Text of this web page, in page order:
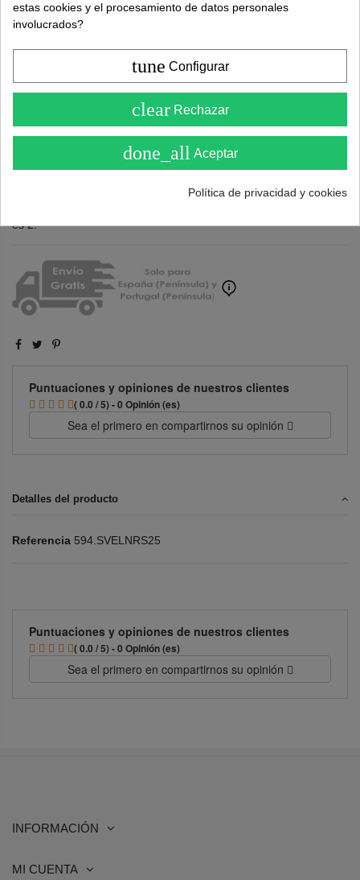
Recuerda utiliza "PROMO"para obtener un5% dto
extra.Más info
59,00 €149,00 €
Añadir al carrito
es 2.
Puntuaciones y opiniones de nuestros clientes
( 0.0 / 5) - 0 Opinión (es)
Sea el primero en compartirnos su opinión
Detalles del producto
Referencia 594.SVELNRS25
Puntuaciones y opiniones de nuestros clientes
( 0.0 / 5) - 0 Opinión (es)
Sea el primero en compartirnos su opinión
INFORMACIÓN
MI CUENTA
estas cookies y el procesamiento de datos personales
involucrados?
tune Configurar
clear Rechazar
done_all Aceptar
Política de privacidad y cookies